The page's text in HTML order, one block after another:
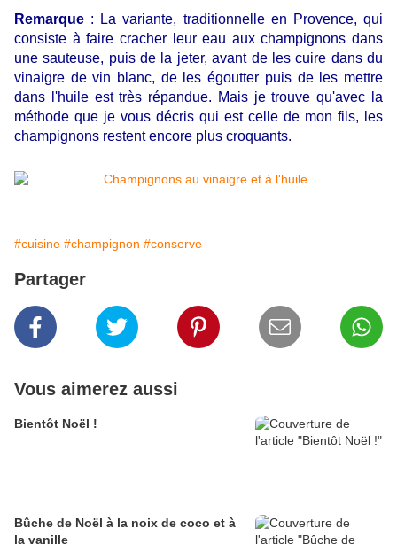
Remarque : La variante, traditionnelle en Provence, qui
consiste à faire cracher leur eau aux champignons dans
une sauteuse, puis de la jeter, avant de les cuire dans du
vinaigre de vin blanc, de les égoutter puis de les mettre
dans l'huile est très répandue. Mais je trouve qu'avec la
méthode que je vous décris qui est celle de mon fils, les
champignons restent encore plus croquants.
#cuisine #champignon #conserve
Partager
Vous aimerez aussi
Bientôt Noël !
Bûche de Noël à la noix de coco et à
la vanille